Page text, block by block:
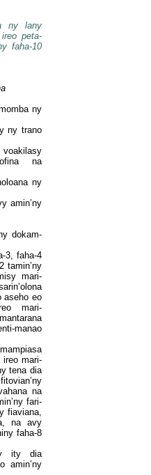
ny lany
peta-
faha-10
ny
ny trano
voakilasy
na
ny
amin’ny
dokam-
3, faha-4
tamin’ny
mari-
aseho eo
mari-
manao
ireo mari-
tena dia
na
fari-
fiaviana,
na avy
faha-8
ity dia
amin’ny